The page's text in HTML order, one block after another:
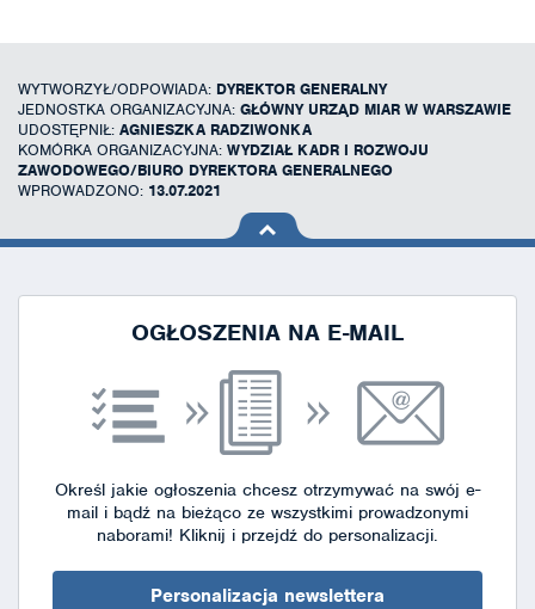
WYTWORZYŁ/ODPOWIADA: DYREKTOR GENERALNY
JEDNOSTKA ORGANIZACYJNA: GŁÓWNY URZĄD MIAR W WARSZAWIE
UDOSTĘPNIŁ: AGNIESZKA RADZIWONKA
KOMÓRKA ORGANIZACYJNA: WYDZIAŁ KADR I ROZWOJU
ZAWODOWEGO/BIURO DYREKTORA GENERALNEGO
WPROWADZONO: 13.07.2021
na górę
OGŁOSZENIA NA E-MAIL
Określ jakie ogłoszenia chcesz otrzymywać na swój e-
mail i bądź na bieżąco ze wszystkimi prowadzonymi
naborami! Kliknij i przejdź do personalizacji.
Personalizacja newslettera